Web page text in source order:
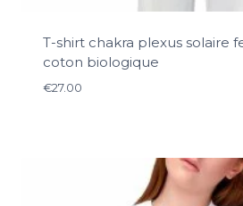
T-shirt chakra plexus solaire
coton biologique
€27.00